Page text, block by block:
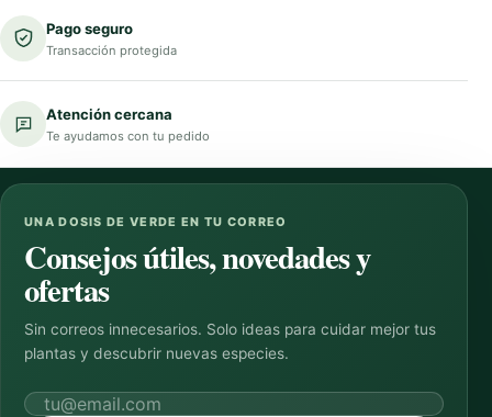
Pago seguro
Transacción protegida
Atención cercana
Te ayudamos con tu pedido
UNA DOSIS DE VERDE EN TU CORREO
Consejos útiles, novedades y
ofertas
Sin correos innecesarios. Solo ideas para cuidar mejor tus
plantas y descubrir nuevas especies.
Correo electrónico